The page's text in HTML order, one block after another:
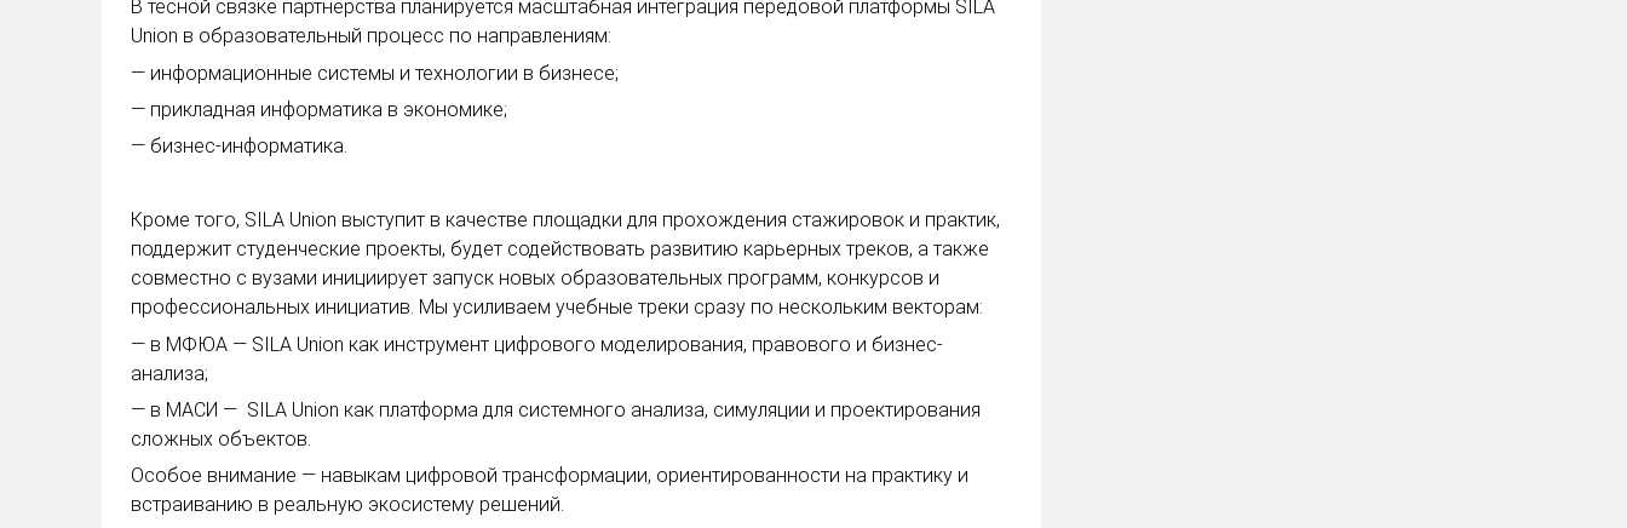
В тесной связке партнерства планируется масштабная интеграция передовой платформы SILA
Union в образовательный процесс по направлениям:
— информационные системы и технологии в бизнесе;
— прикладная информатика в экономике;
— бизнес-информатика.
Кроме того, SILA Union выступит в качестве площадки для прохождения стажировок и практик,
поддержит студенческие проекты, будет содействовать развитию карьерных треков, а также
совместно с вузами инициирует запуск новых образовательных программ, конкурсов и
профессиональных инициатив. Мы усиливаем учебные треки сразу по нескольким векторам:
— в МФЮА — SILA Union как инструмент цифрового моделирования, правового и бизнес-
анализа;
— в МАСИ — SILA Union как платформа для системного анализа, симуляции и проектирования
сложных объектов.
Особое внимание — навыкам цифровой трансформации, ориентированности на практику и
встраиванию в реальную экосистему решений.